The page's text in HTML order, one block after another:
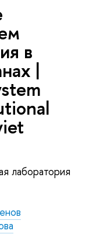
в
|
лаборатория